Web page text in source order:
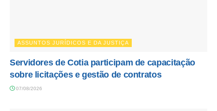
ASSUNTOS JURÍDICOS E DA JUSTIÇA
Servidores de Cotia participam de capacitação
sobre licitações e gestão de contratos
07/08/2026